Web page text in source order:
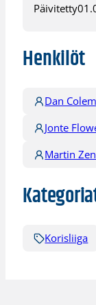
Päivitetty
Henkilöt
Dan
Jonte
Martin
Korisliiga